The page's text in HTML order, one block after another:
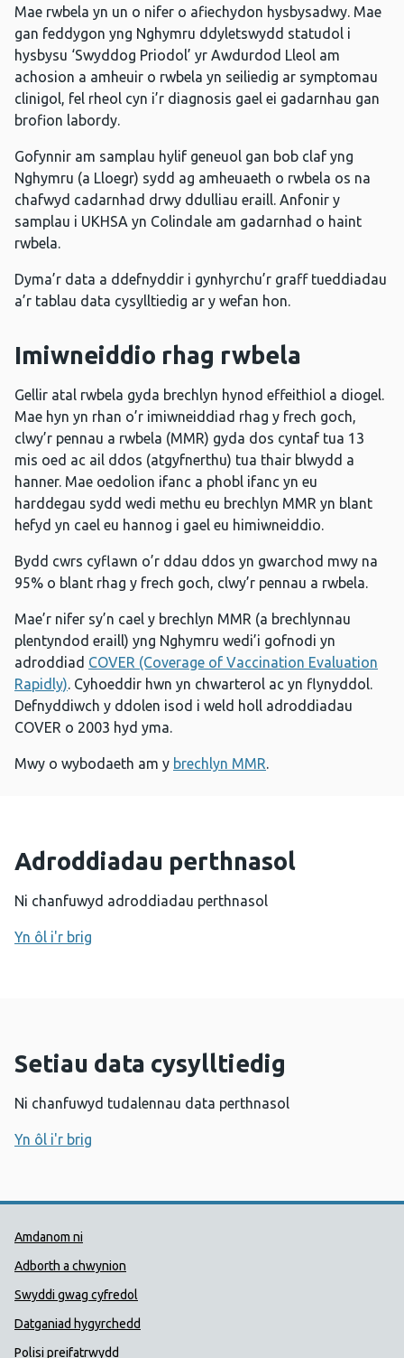
Mae rwbela yn un o nifer o afiechydon hysbysadwy. Mae
gan feddygon yng Nghymru ddyletswydd statudol i
hysbysu ‘Swyddog Priodol’ yr Awdurdod Lleol am
achosion a amheuir o rwbela yn seiliedig ar symptomau
clinigol, fel rheol cyn i’r diagnosis gael ei gadarnhau gan
brofion labordy.
Gofynnir am samplau hylif geneuol gan bob claf yng
Nghymru (a Lloegr) sydd ag amheuaeth o rwbela os na
chafwyd cadarnhad drwy ddulliau eraill. Anfonir y
samplau i UKHSA yn Colindale am gadarnhad o haint
rwbela.
Dyma’r data a ddefnyddir i gynhyrchu’r graff tueddiadau
a’r tablau data cysylltiedig ar y wefan hon.
Imiwneiddio rhag rwbela
Gellir atal rwbela gyda brechlyn hynod effeithiol a diogel.
Mae hyn yn rhan o’r imiwneiddiad rhag y frech goch,
clwy’r pennau a rwbela (MMR) gyda dos cyntaf tua 13
mis oed ac ail ddos (atgyfnerthu) tua thair blwydd a
hanner. Mae oedolion ifanc a phobl ifanc yn eu
harddegau sydd wedi methu eu brechlyn MMR yn blant
hefyd yn cael eu hannog i gael eu himiwneiddio.
Bydd cwrs cyflawn o’r ddau ddos yn gwarchod mwy na
95% o blant rhag y frech goch, clwy’r pennau a rwbela.
Mae’r nifer sy’n cael y brechlyn MMR (a brechlynnau
plentyndod eraill) yng Nghymru wedi’i gofnodi yn
adroddiad COVER (Coverage of Vaccination Evaluation
Rapidly). Cyhoeddir hwn yn chwarterol ac yn flynyddol.
Defnyddiwch y ddolen isod i weld holl adroddiadau
COVER o 2003 hyd yma.
Mwy o wybodaeth am y brechlyn MMR.
Adroddiadau perthnasol
Ni chanfuwyd adroddiadau perthnasol
Yn ôl i'r brig
Setiau data cysylltiedig
Ni chanfuwyd tudalennau data perthnasol
Yn ôl i'r brig
Dolenni Cymorth Iechyd
Amdanom ni
Adborth a chwynion
Swyddi gwag cyfredol
Datganiad hygyrchedd
Polisi preifatrwydd